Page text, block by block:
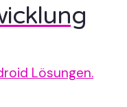
Lösungen.